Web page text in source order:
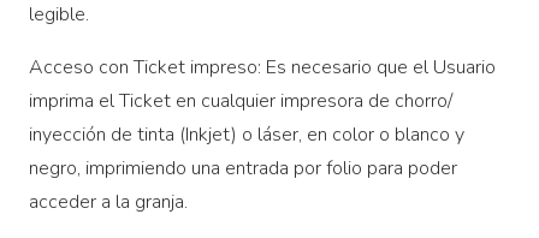
legible.
Acceso con Ticket impreso: Es necesario que el Usuario
imprima el Ticket en cualquier impresora de chorro/
inyección de tinta (Inkjet) o láser, en color o blanco y
negro, imprimiendo una entrada por folio para poder
acceder a la granja.